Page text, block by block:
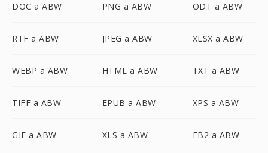
DOC a ABW PNG a ABW ODT a ABW
RTF a ABW JPEG a ABW XLSX a ABW
WEBP a ABW HTML a ABW TXT a ABW
TIFF a ABW EPUB a ABW XPS a ABW
GIF a ABW XLS a ABW FB2 a ABW